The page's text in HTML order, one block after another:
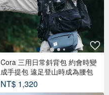
Cora 三用日常斜背包 約會時變
成手提包 遠足登山時成為腰包
NT$ 1,320